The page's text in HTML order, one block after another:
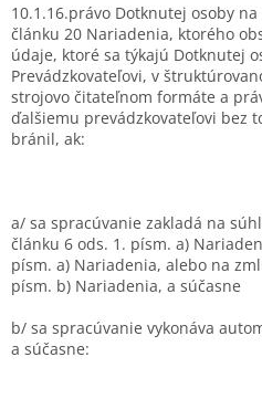
10.1.16.právo Dotknutej osoby
článku 20 Nariadenia, ktorého
údaje, ktoré sa týkajú Dotknutej
Prevádzkovateľovi, v
strojovo čitateľnom formáte a
ďalšiemu prevádzkovateľovi bez
bránil, ak:
a/ sa spracúvanie zakladá na
článku 6 ods. 1. písm. a)
písm. a) Nariadenia, alebo na
písm. b) Nariadenia, a súčasne
b/ sa spracúvanie vykonáva
a súčasne: